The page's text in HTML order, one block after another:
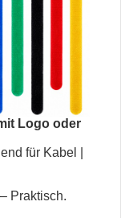
Logo oder
für Kabel |
– Praktisch.